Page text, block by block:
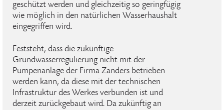
geschützt werden und gleichzeitig so geringfügig
wie möglich in den natürlichen Wasserhaushalt
eingegriffen wird.
Feststeht, dass die zukünftige
Grundwasserregulierung nicht mit der
Pumpenanlage der Firma Zanders betrieben
werden kann, da diese mit der technischen
Infrastruktur des Werkes verbunden ist und
derzeit zurückgebaut wird. Da zukünftig an